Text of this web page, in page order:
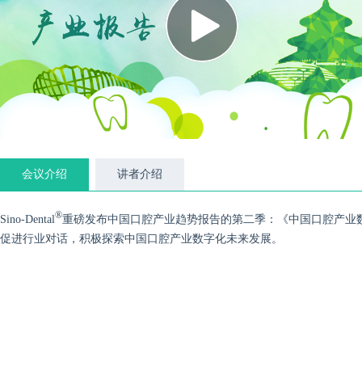
会议介绍 讲者介绍
Sino-Dental®重磅发布中国口腔产业趋势报告的第二季：《中国口腔产
促进行业对话，积极探索中国口腔产业数字化未来发展。